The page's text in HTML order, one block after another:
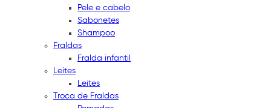
Pele e cabelo
Sabonetes
Shampoo
Fraldas
Fralda infantil
Leites
Leites
Troca de Fraldas